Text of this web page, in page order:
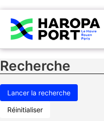
Recherche
Réinitialiser